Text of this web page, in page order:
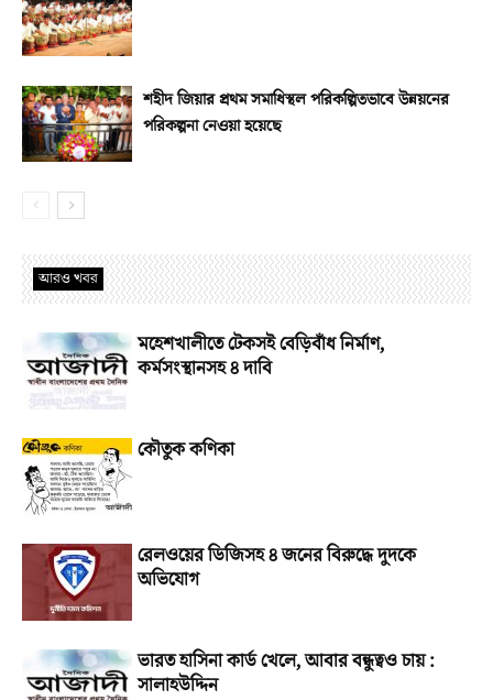
শহীদ জিয়ার প্রথম সমাধিস্থল পরিকল্পিতভাবে উন্নয়নের
পরিকল্পনা নেওয়া হয়েছে
আরও খবর
মহেশখালীতে টেকসই বেড়িবাঁধ নির্মাণ,
কর্মসংস্থানসহ ৪ দাবি
কৌতুক কণিকা
রেলওয়ের ডিজিসহ ৪ জনের বিরুদ্ধে দুদকে
অভিযোগ
ভারত হাসিনা কার্ড খেলে, আবার বন্ধুত্বও চায় :
সালাহউদ্দিন